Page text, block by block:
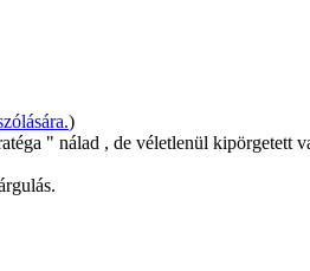
)
" nálad , de véletlenül kipörgetett